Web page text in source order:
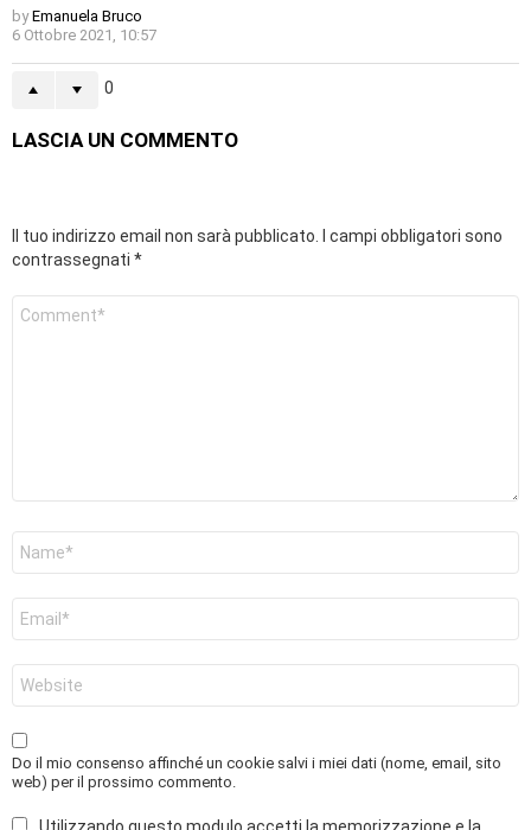
by Emanuela Bruco
6 Ottobre 2021, 10:57
0
LASCIA UN COMMENTO
Il tuo indirizzo email non sarà pubblicato.
I campi obbligatori sono
contrassegnati *
Commento
web
Do il mio consenso affinché un cookie salvi i miei dati (nome, email, sito
web) per il prossimo commento.